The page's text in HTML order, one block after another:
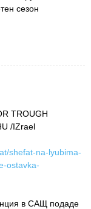
сезон
TROUGH
/IZrael
shefat-na-lyubima-
ostavka-
в САЩ подаде